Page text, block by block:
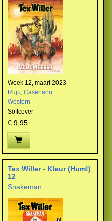
Week 12, maart 2023
Ruju, Casertano
Western
Softcover
€ 9,95
Tex Willer - Kleur (Hum!)
12
Snakeman